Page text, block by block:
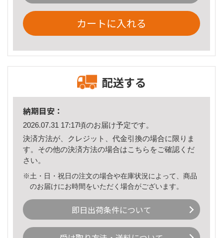
カートに入れる
配送する
納期目安：
2026.07.31 17:17頃のお届け予定です。
決済方法が、クレジット、代金引換の場合に限りま
す。その他の決済方法の場合はこちら をご確認くだ
さい。
※土・日・祝日の注文の場合や在庫状況によって、商品
のお届けにお時間をいただく場合がございます。
即日出荷条件について